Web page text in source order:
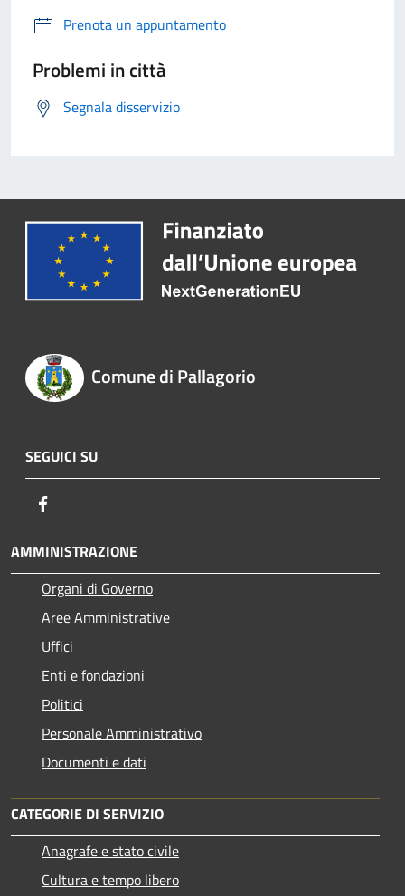
Prenota un appuntamento
Problemi in città
Segnala disservizio
Comune di Pallagorio
SEGUICI SU
AMMINISTRAZIONE
Organi di Governo
Aree Amministrative
Uffici
Enti e fondazioni
Politici
Personale Amministrativo
Documenti e dati
CATEGORIE DI SERVIZIO
Anagrafe e stato civile
Cultura e tempo libero